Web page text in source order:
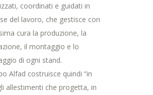
coordinati e guidati in
del lavoro, che gestisce con
cura la produzione, la
il montaggio e lo
di ogni stand.
Alfad costruisce quindi “in
allestimenti che progetta, in